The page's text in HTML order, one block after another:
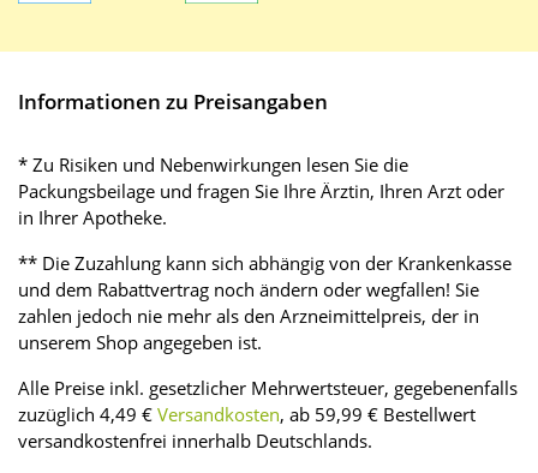
Informationen zu Preisangaben
* Zu Risiken und Nebenwirkungen lesen Sie die
Packungsbeilage und fragen Sie Ihre Ärztin, Ihren Arzt oder
in Ihrer Apotheke.
** Die Zuzahlung kann sich abhängig von der Krankenkasse
und dem Rabattvertrag noch ändern oder wegfallen! Sie
zahlen jedoch nie mehr als den Arzneimittelpreis, der in
unserem Shop angegeben ist.
Alle Preise inkl. gesetzlicher Mehrwertsteuer, gegebenenfalls
zuzüglich 4,49 € Versandkosten, ab 59,99 € Bestellwert
versandkostenfrei innerhalb Deutschlands.